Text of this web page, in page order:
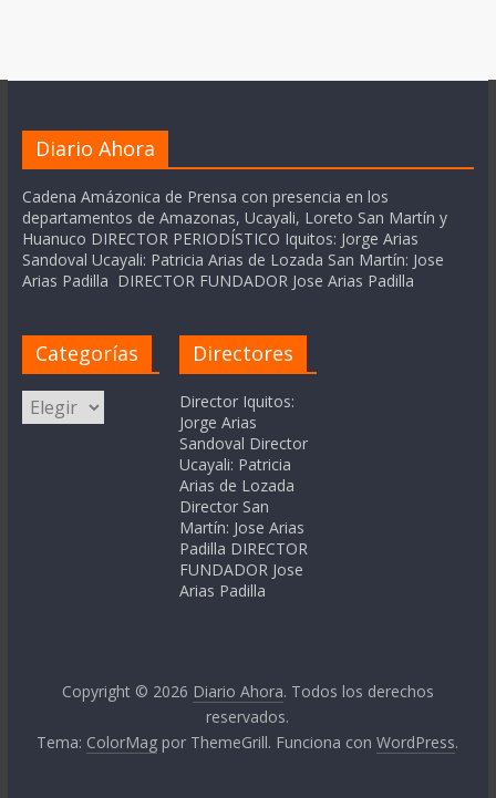
Diario Ahora
Cadena Amázonica de Prensa con presencia en los
departamentos de Amazonas, Ucayali, Loreto San Martín y
Huanuco DIRECTOR PERIODÍSTICO Iquitos: Jorge Arias
Sandoval Ucayali: Patricia Arias de Lozada San Martín: Jose
Arias Padilla DIRECTOR FUNDADOR Jose Arias Padilla
Categorías
Categorías
Directores
Director Iquitos:
Jorge Arias
Sandoval Director
Ucayali: Patricia
Arias de Lozada
Director San
Martín: Jose Arias
Padilla DIRECTOR
FUNDADOR Jose
Arias Padilla
Copyright © 2026 Diario Ahora. Todos los derechos
reservados.
Tema: ColorMag por ThemeGrill. Funciona conWordPress.